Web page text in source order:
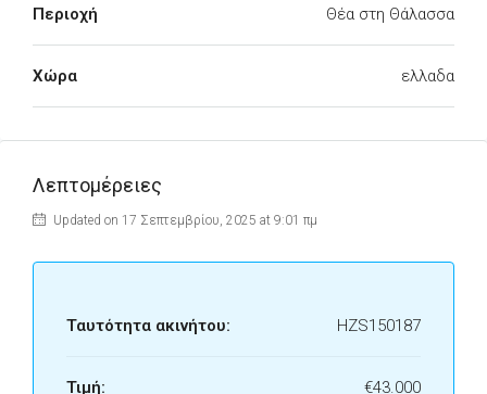
Περιοχή Θέα στη Θάλασσα
Χώρα ελλαδα
Λεπτομέρειες
Updated on 17 Σεπτεμβρίου, 2025 at 9:01 πμ
Ταυτότητα ακινήτου: HZS150187
Τιμή: €43.000